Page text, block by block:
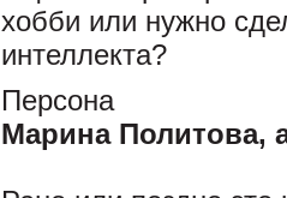
хобби или нужно
интеллекта?
Персона
Марина Политова,